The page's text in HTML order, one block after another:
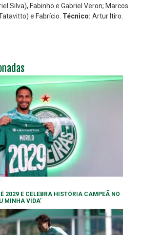
Silva), Fabinho e Gabriel Veron; Marcos
e Fabrício. Técnico: Artur Itiro.
2029 E CELEBRA HISTÓRIA CAMPEÃ NO
MINHA VIDA’